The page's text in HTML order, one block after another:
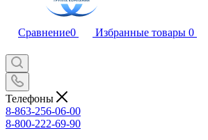
Сравнение0 Избранные товары 0
Телефоны
8-863-256-06-00
8-800-222-69-90